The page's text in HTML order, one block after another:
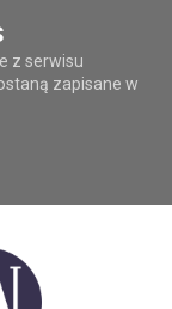
z serwisu
zapisane w